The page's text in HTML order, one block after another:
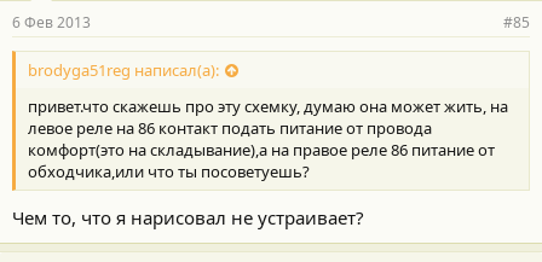
6 Фев 2013 #85
brodyga51reg написал(а):
привет.что скажешь про эту схемку, думаю она может жить, на
левое реле на 86 контакт подать питание от провода
комфорт(это на складывание),а на правое реле 86 питание от
обходчика,или что ты посоветуешь?
Чем то, что я нарисовал не устраивает?